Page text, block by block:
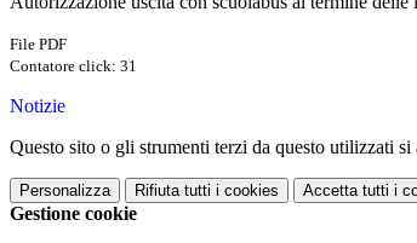
File PDF
Contatore click: 31
Notizie
Questo sito o gli strumenti terzi da questo utilizzati
Personalizza Rifiuta tutti i cookies Accetta tutti i
Gestione cookie